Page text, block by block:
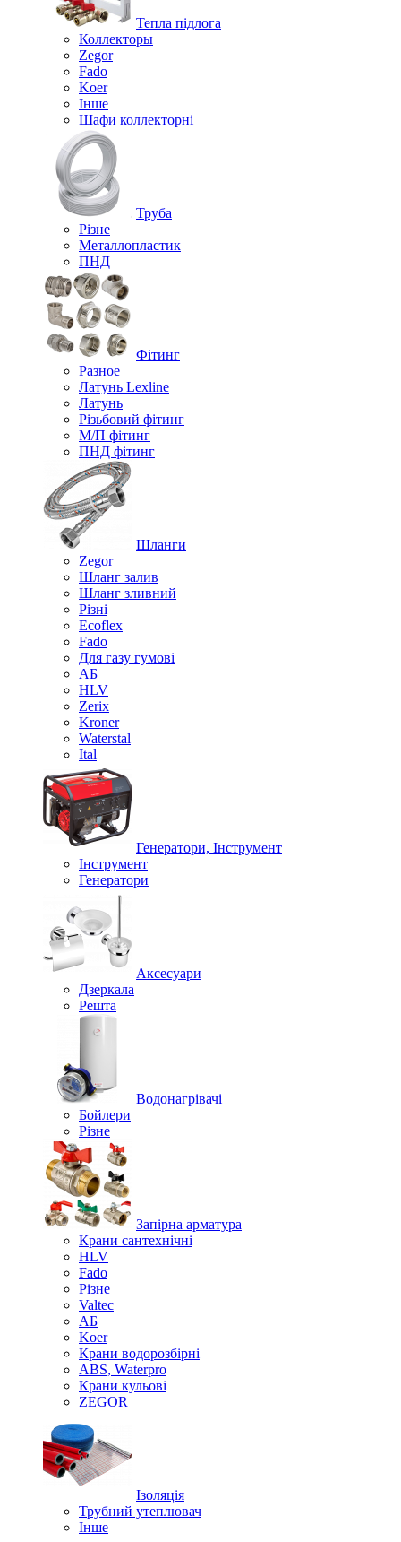
Тепла підлога
Коллекторы
Zegor
Fado
Koer
Інше
Шафи коллекторні
Труба
Різне
Металлопластик
ПНД
Фітинг
Разное
Латунь Lexline
Латунь
Різьбовий фітинг
М/П фітинг
ПНД фітинг
Шланги
Zegor
Шланг залив
Шланг зливний
Різні
Ecoflex
Fado
Для газу гумові
АБ
HLV
Zerix
Kroner
Waterstal
Ital
Генератори, Інструмент
Інструмент
Генератори
Аксесуари
Дзеркала
Решта
Водонагрівачі
Бойлери
Різне
Запірна арматура
Крани сантехнічні
HLV
Fado
Різне
Valtec
АБ
Koer
Крани водорозбірні
ABS, Waterpro
Крани кульові
ZEGOR
Ізоляція
Трубний утеплювач
Інше